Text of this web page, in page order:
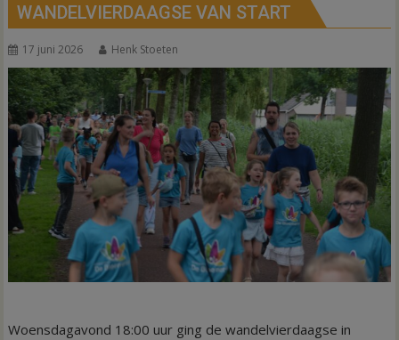
WANDELVIERDAAGSE VAN START
17 juni 2026 Henk Stoeten
Woensdagavond 18:00 uur ging de wandelvierdaagse in